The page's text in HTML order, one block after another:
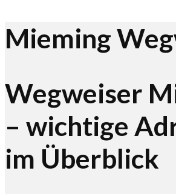
Mieming
Wegweiser
– wichtige
im Überblick